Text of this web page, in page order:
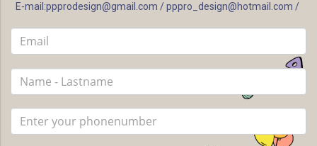
E-mail:ppprodesign@gmail.com / pppro_design@hotmail.com /